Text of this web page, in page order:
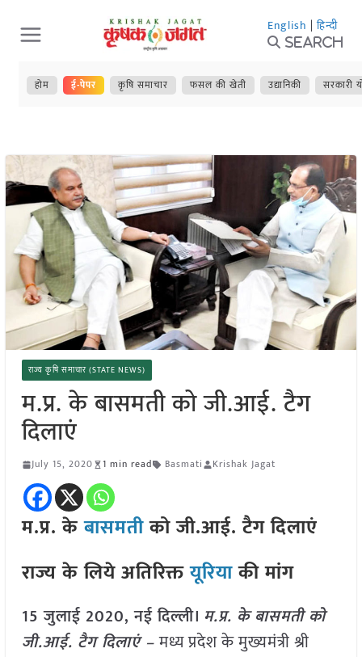
Skip
to
content
English | हिन्दी
Search
होम ई-पेपर कृषि समाचार फसल की खेती उद्यानिकी सरकारी
राज्य कृषि समाचार (STATE NEWS)
म.प्र. के बासमती को जी.आई. टैग
दिलाएं
July 15, 2020 1 min read Basmati Krishak Jagat
म.प्र. केबासमतीको जी.आई. टैग दिलाएं
राज्य के लिये अतिरिक्तयूरियाकी मांग
15 जुलाई 2020, नई दिल्ली। म.प्र. के बासमती को
जी.आई. टैग दिलाएं –मध्य प्रदेश के मुख्यमंत्री श्री